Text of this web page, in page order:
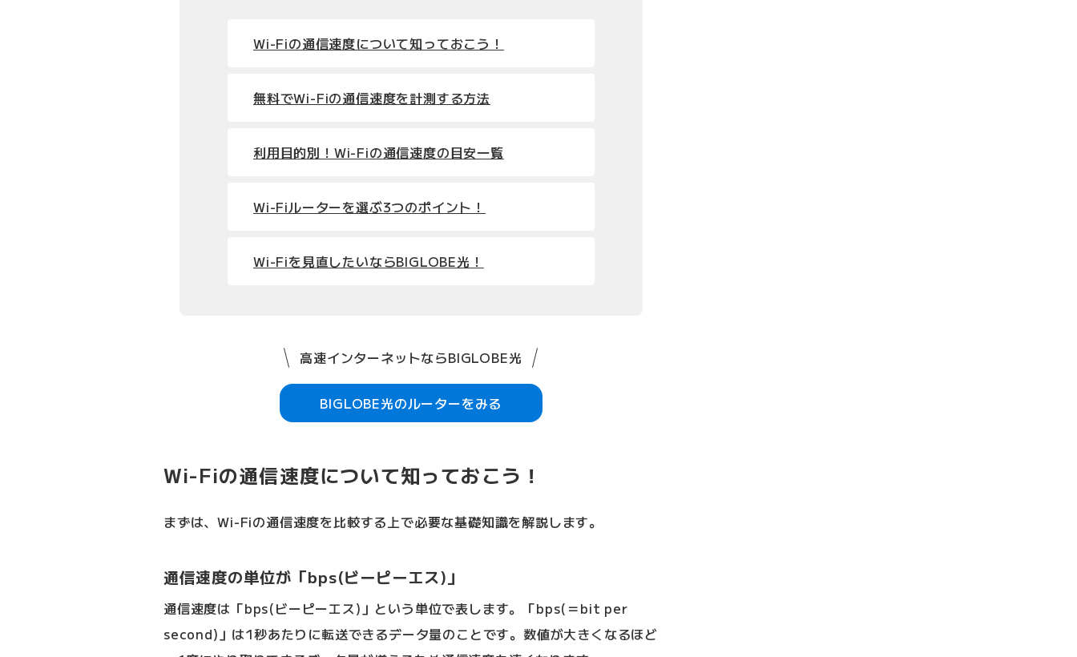
Wi-Fiの通信速度について知っておこう！
無料でWi-Fiの通信速度を計測する方法
利用目的別！Wi-Fiの通信速度の目安一覧
Wi-Fiルーターを選ぶ3つのポイント！
Wi-Fiを見直したいならBIGLOBE光！
高速インターネットならBIGLOBE光
BIGLOBE光のルーターをみる
Wi-Fiの通信速度について知っておこう！
まずは、Wi-Fiの通信速度を比較する上で必要な基礎知識を解説します。
通信速度の単位が「bps(ビーピーエス)」
通信速度は「bps(ビーピーエス)」という単位で表します。「bps(＝bit per
second)」は1秒あたりに転送できるデータ量のことです。数値が大きくなるほど